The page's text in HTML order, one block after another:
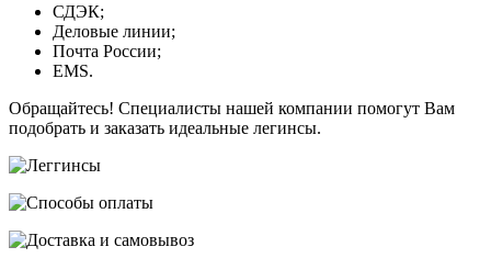
СДЭК;
Деловые линии;
Почта России;
EMS.
Обращайтесь! Специалисты нашей компании помогут Вам
подобрать и заказать идеальные легинсы.